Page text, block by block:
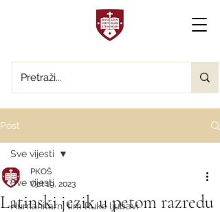
Post
Sve vijesti
Humanitarni tim Ruke ljubavi
Sve vijesti
Latinski jezik u petom razredu
PKOŠ
Oct 19, 2023